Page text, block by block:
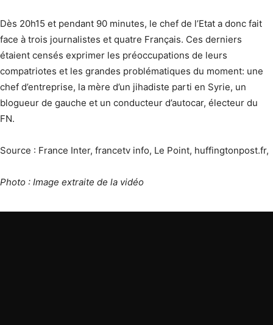
Dès 20h15 et pendant 90 minutes, le chef de l’Etat a donc fait
face à trois journalistes et quatre Français. Ces derniers
étaient censés exprimer les préoccupations de leurs
compatriotes et les grandes problématiques du moment: une
chef d’entreprise, la mère d’un jihadiste parti en Syrie, un
blogueur de gauche et un conducteur d’autocar, électeur du
FN.
Source : France Inter, francetv info, Le Point, huffingtonpost.fr,
Photo : Image extraite de la vidéo